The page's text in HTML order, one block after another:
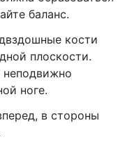
баланс.
кости
плоскости.
ноге.
в стороны